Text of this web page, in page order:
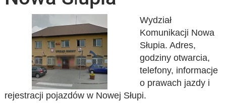
Wydział
Komunikacji Nowa
Słupia. Adres,
godziny otwarcia,
telefony, informacje
o prawach jazdy i
rejestracji pojazdów w Nowej Słupi.